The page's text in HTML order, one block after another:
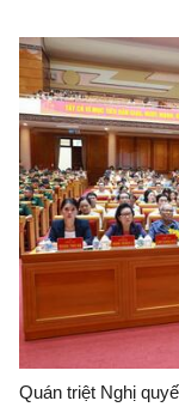
Quán triệt Nghị